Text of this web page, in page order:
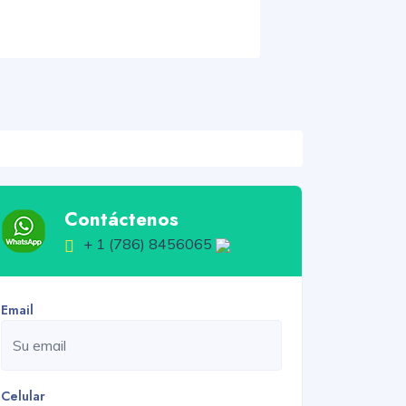
Contáctenos
+ 1 (786) 8456065
Email
Celular